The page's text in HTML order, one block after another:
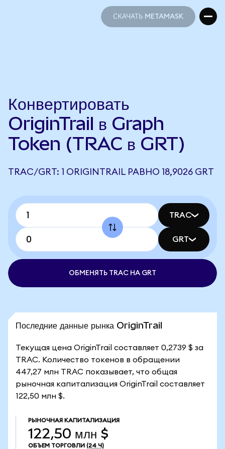
СКАЧАТЬ METAMASK
Конвертировать
OriginTrail в Graph
Token (TRAC в GRT)
TRAC/GRT: 1 ORIGINTRAIL РАВНО 18,9026 GRT
TRAC
GRT
ОБМЕНЯТЬ TRAC НА GRT
Последние данные рынка OriginTrail
Текущая цена OriginTrail составляет 0,2739 $ за
TRAC. Количество токенов в обращении
447,27 млн TRAC показывает, что общая
рыночная капитализация OriginTrail составляет
122,50 млн $.
РЫНОЧНАЯ КАПИТАЛИЗАЦИЯ
122,50 млн $
ОБЪЕМ ТОРГОВЛИ (24 Ч)